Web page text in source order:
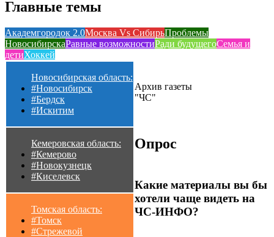
Главные темы
Академгородок 2.0Москва Vs СибирьПроблемы
НовосибирскаРавные возможностиРади будущегоСемья и
детиХоккей
Новосибирская область:
#Новосибирск
#Бердск
#Искитим
Кемеровская область:
#Кемерово
#Новокузнецк
#Киселевск
Томская область:
#Томск
#Стрежевой
Архив газеты
"ЧС"
Опрос
Какие материалы вы бы
хотели чаще видеть на
ЧС-ИНФО?